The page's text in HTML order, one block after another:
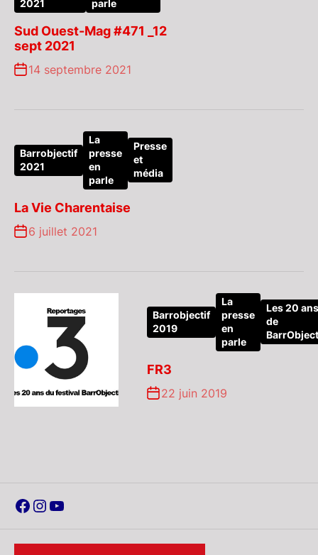
2021 parle
Sud Ouest-Mag #471 _12
sept 2021
14 septembre 2021
Barrobjectif
2021
La
presse
en
parle
Presse
et
média
La Vie Charentaise
6 juillet 2021
Barrobjectif
2019
La
presse
en
parle
Les 20 ans
de
FR3
22 juin 2019
Facebook
Instagram
YouTube